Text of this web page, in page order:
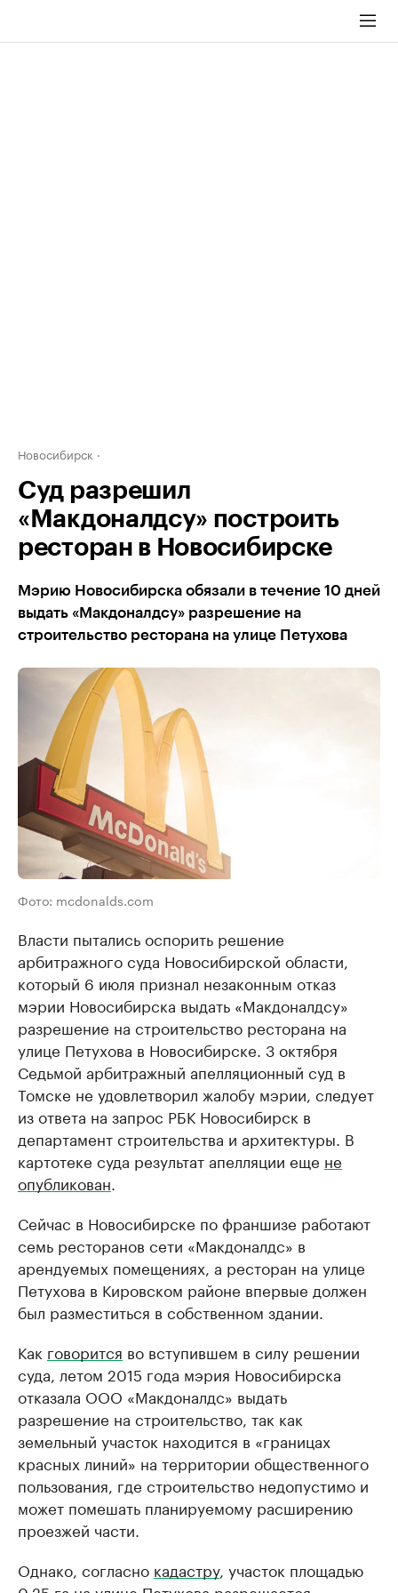
Новосибирск
Суд разрешил
«Макдоналдсу» построить
ресторан в Новосибирске
Мэрию Новосибирска обязали в течение 10 дней
выдать «Макдоналдсу» разрешение на
строительство ресторана на улице Петухова
Фото: mcdonalds.com
Власти пытались оспорить решение
арбитражного суда Новосибирской области,
который 6 июля признал незаконным отказ
мэрии Новосибирска выдать «Макдоналдсу»
разрешение на строительство ресторана на
улице Петухова в Новосибирске. 3 октября
Седьмой арбитражный апелляционный суд в
Томске не удовлетворил жалобу мэрии, следует
из ответа на запрос РБК Новосибирск в
департамент строительства и архитектуры. В
картотеке суда результат апелляции еще не
опубликован
Сейчас в Новосибирске по франшизе работают
семь ресторанов сети «Макдоналдс» в
арендуемых помещениях, а ресторан на улице
Петухова в Кировском районе впервые должен
был разместиться в собственном здании.
Как говорится во вступившем в силу решении
суда, летом 2015 года мэрия Новосибирска
отказала ООО «Макдоналдс» выдать
разрешение на строительство, так как
земельный участок находится в «границах
красных линий» на территории общественного
пользования, где строительство недопустимо и
может помешать планируемому расширению
проезжей части.
Однако, согласно кадастру, участок площадью